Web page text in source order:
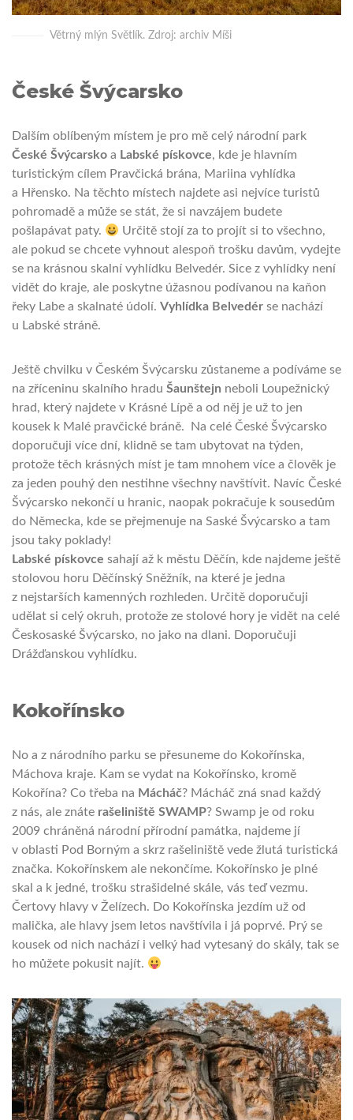
Větrný mlýn Světlík. Zdroj: archiv Míši
České Švýcarsko
Dalším oblíbeným místem je pro mě celý národní park
České Švýcarsko a Labské pískovce, kde je hlavním
turistickým cílem Pravčická brána, Mariina vyhlídka
a Hřensko. Na těchto místech najdete asi nejvíce turistů
pohromadě a může se stát, že si navzájem budete
pošlapávat paty.
Určitě stojí za to projít si to všechno,
ale pokud se chcete vyhnout alespoň trošku davům, vydejte
se na krásnou skalní vyhlídku Belvedér. Sice z vyhlídky není
vidět do kraje, ale poskytne úžasnou podívanou na kaňon
řeky Labe a skalnaté údolí. Vyhlídka Belvedér se nachází
u Labské stráně.
Ještě chvilku v Českém Švýcarsku zůstaneme a podíváme se
na zříceninu skalního hradu Šaunštejn neboli Loupežnický
hrad, který najdete v Krásné Lípě a od něj je už to jen
kousek k Malé pravčické bráně. Na celé České Švýcarsko
doporučuji více dní, klidně se tam ubytovat na týden,
protože těch krásných míst je tam mnohem více a člověk je
za jeden pouhý den nestihne všechny navštívit. Navíc České
Švýcarsko nekončí u hranic, naopak pokračuje k sousedům
do Německa, kde se přejmenuje na Saské Švýcarsko a tam
jsou taky poklady!
Labské pískovce sahají až k městu Děčín, kde najdeme ještě
stolovou horu Děčínský Sněžník, na které je jedna
z nejstarších kamenných rozhleden. Určitě doporučuji
udělat si celý okruh, protože ze stolové hory je vidět na celé
Českosaské Švýcarsko, no jako na dlani. Doporučuji
Drážďanskou vyhlídku.
Kokořínsko
No a z národního parku se přesuneme do Kokořínska,
Máchova kraje. Kam se vydat na Kokořínsko, kromě
Kokořína? Co třeba na Mácháč? Mácháč zná snad každý
z nás, ale znáte rašeliniště SWAMP? Swamp je od roku
2009 chráněná národní přírodní památka, najdeme jí
v oblasti Pod Borným a skrz rašeliniště vede žlutá turistická
značka. Kokořínskem ale nekončíme. Kokořínsko je plné
skal a k jedné, trošku strašidelné skále, vás teď vezmu.
Čertovy hlavy v Želízech. Do Kokořínska jezdím už od
malička, ale hlavy jsem letos navštívila i já poprvé. Prý se
kousek od nich nachází i velký had vytesaný do skály, tak se
ho můžete pokusit najít.